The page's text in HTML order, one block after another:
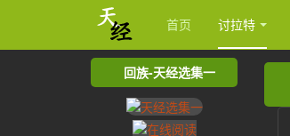
首页 讨拉特
回族-天经选集一